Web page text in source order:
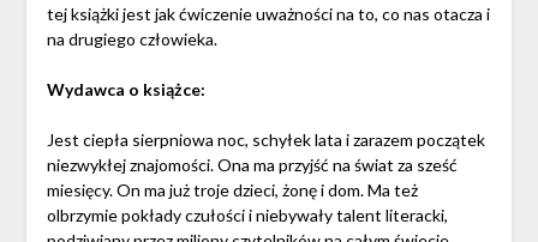
tej książki jest jak ćwiczenie uważności na to, co nas otacza i
na drugiego człowieka.
Wydawca o książce:
Jest ciepła sierpniowa noc, schyłek lata i zarazem początek
niezwykłej znajomości. Ona ma przyjść na świat za sześć
miesięcy. On ma już troje dzieci, żonę i dom. Ma też
olbrzymie pokłady czułości i niebywały talent literacki,